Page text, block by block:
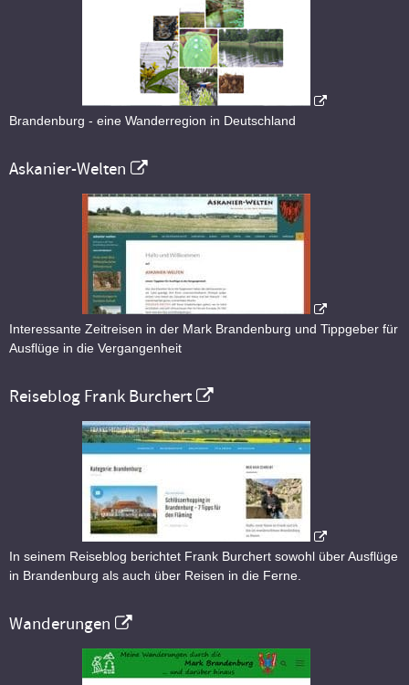
Brandenburg - eine Wanderregion in Deutschland
Askanier-Welten
Interessante Zeitreisen in der Mark Brandenburg und Tippgeber für
Ausflüge in die Vergangenheit
Reiseblog Frank Burchert
In seinem Reiseblog berichtet Frank Burchert sowohl über Ausflüge
in Brandenburg als auch über Reisen in die Ferne.
Wanderungen